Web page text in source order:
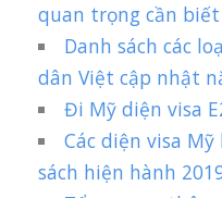
quan trọng cần biết
Danh sách các
dân Việt cập nhật
Đi Mỹ diện visa
Các diện visa
sách hiện hành